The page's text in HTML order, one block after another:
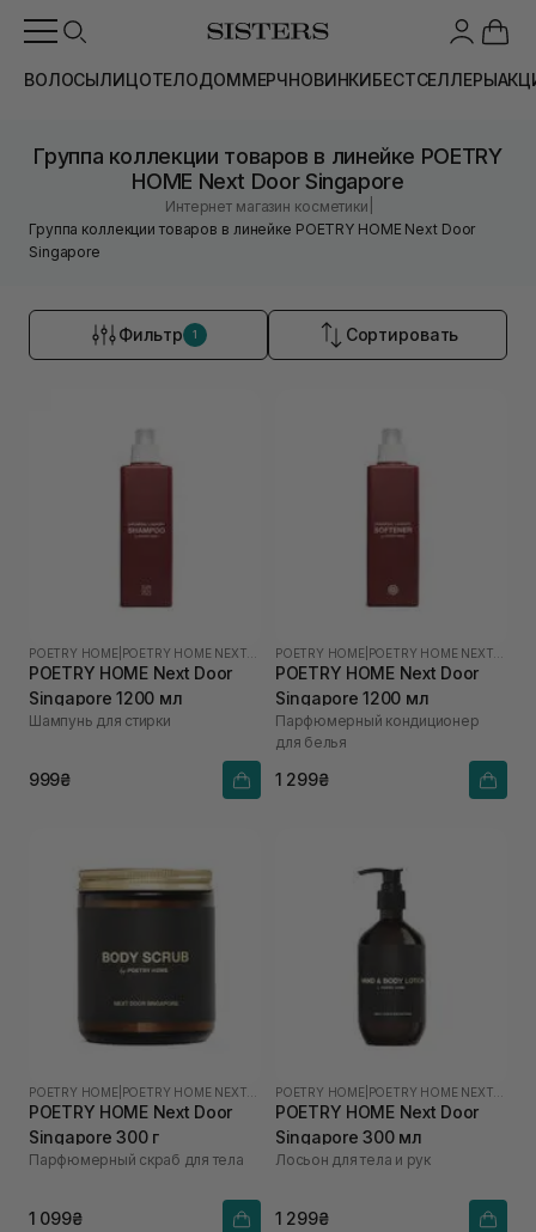
ВОЛОСЫЛИЦОТЕЛОДОММЕРЧНОВИНКИБЕСТСЕЛЛЕРЫ
Группа коллекции товаров в линейке POETRY
HOME Next Door Singapore
Интернет магазин косметики
Группа коллекции товаров в линейке POETRY HOME Next Door
Singapore
Фильтр 1 Сортировать
POETRY HOME
POETRY HOME Next Door
Singapore 1200 мл
Шампунь для стирки
999₴
POETRY HOME
POETRY HOME Next Door
Singapore 1200 мл
Парфюмерный кондиционер
для белья
1 299₴
POETRY HOME
POETRY HOME Next Door
Singapore 300 г
Парфюмерный скраб для тела
1 099₴
POETRY HOME
POETRY HOME Next Door
Singapore 300 мл
Лосьон для тела и рук
1 299₴